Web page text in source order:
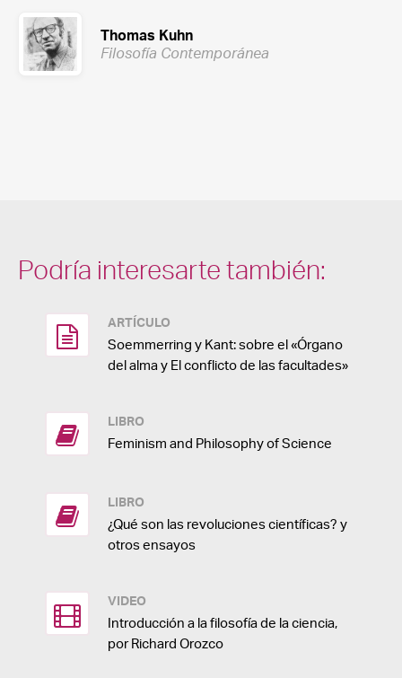
Thomas Kuhn
Filosofía Contemporánea
Podría interesarte también:
ARTÍCULO
Soemmerring y Kant: sobre el «Órgano
del alma y El conflicto de las facultades»
LIBRO
Feminism and Philosophy of Science
LIBRO
¿Qué son las revoluciones científicas? y
otros ensayos
VIDEO
Introducción a la filosofía de la ciencia,
por Richard Orozco